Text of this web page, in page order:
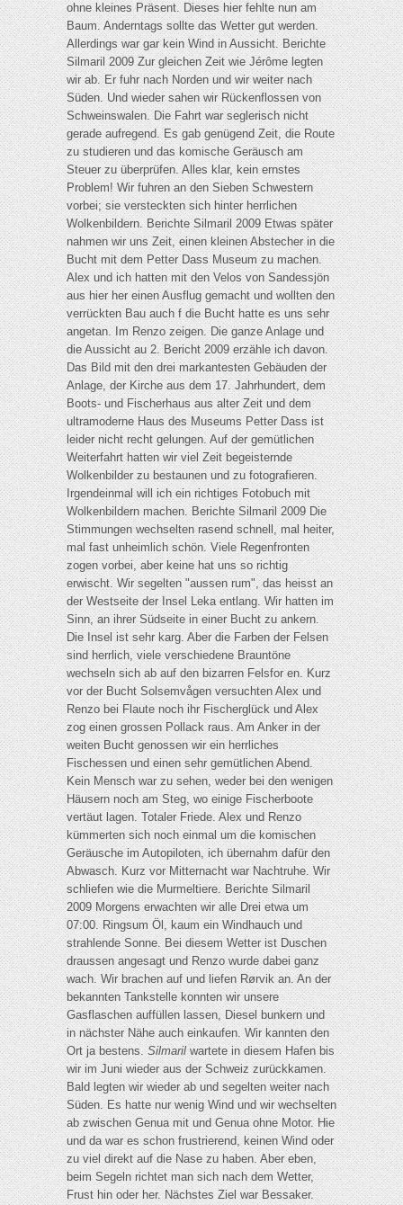
ohne kleines Präsent. Dieses hier fehlte nun am
Baum. Anderntags sollte das Wetter gut werden.
Allerdings war gar kein Wind in Aussicht. Berichte
Silmaril 2009 Zur gleichen Zeit wie Jérôme legten
wir ab. Er fuhr nach Norden und wir weiter nach
Süden. Und wieder sahen wir Rückenflossen von
Schweinswalen. Die Fahrt war seglerisch nicht
gerade aufregend. Es gab genügend Zeit, die Route
zu studieren und das komische Geräusch am
Steuer zu überprüfen. Alles klar, kein ernstes
Problem! Wir fuhren an den Sieben Schwestern
vorbei; sie versteckten sich hinter herrlichen
Wolkenbildern. Berichte Silmaril 2009 Etwas später
nahmen wir uns Zeit, einen kleinen Abstecher in die
Bucht mit dem Petter Dass Museum zu machen.
Alex und ich hatten mit den Velos von Sandessjön
aus hier her einen Ausflug gemacht und wollten den
verrückten Bau auch f die Bucht hatte es uns sehr
angetan. Im Renzo zeigen. Die ganze Anlage und
die Aussicht au 2. Bericht 2009 erzähle ich davon.
Das Bild mit den drei markantesten Gebäuden der
Anlage, der Kirche aus dem 17. Jahrhundert, dem
Boots- und Fischerhaus aus alter Zeit und dem
ultramoderne Haus des Museums Petter Dass ist
leider nicht recht gelungen. Auf der gemütlichen
Weiterfahrt hatten wir viel Zeit begeisternde
Wolkenbilder zu bestaunen und zu fotografieren.
Irgendeinmal will ich ein richtiges Fotobuch mit
Wolkenbildern machen. Berichte Silmaril 2009 Die
Stimmungen wechselten rasend schnell, mal heiter,
mal fast unheimlich schön. Viele Regenfronten
zogen vorbei, aber keine hat uns so richtig
erwischt. Wir segelten "aussen rum", das heisst an
der Westseite der Insel Leka entlang. Wir hatten im
Sinn, an ihrer Südseite in einer Bucht zu ankern.
Die Insel ist sehr karg. Aber die Farben der Felsen
sind herrlich, viele verschiedene Brauntöne
wechseln sich ab auf den bizarren Felsfor en. Kurz
vor der Bucht Solsemvågen versuchten Alex und
Renzo bei Flaute noch ihr Fischerglück und Alex
zog einen grossen Pollack raus. Am Anker in der
weiten Bucht genossen wir ein herrliches
Fischessen und einen sehr gemütlichen Abend.
Kein Mensch war zu sehen, weder bei den wenigen
Häusern noch am Steg, wo einige Fischerboote
vertäut lagen. Totaler Friede. Alex und Renzo
kümmerten sich noch einmal um die komischen
Geräusche im Autopiloten, ich übernahm dafür den
Abwasch. Kurz vor Mitternacht war Nachtruhe. Wir
schliefen wie die Murmeltiere. Berichte Silmaril
2009 Morgens erwachten wir alle Drei etwa um
07:00. Ringsum Öl, kaum ein Windhauch und
strahlende Sonne. Bei diesem Wetter ist Duschen
draussen angesagt und Renzo wurde dabei ganz
wach. Wir brachen auf und liefen Rørvik an. An der
bekannten Tankstelle konnten wir unsere
Gasflaschen auffüllen lassen, Diesel bunkern und
in nächster Nähe auch einkaufen. Wir kannten den
Ort ja bestens.Silmarilwartete in diesem Hafen bis
wir im Juni wieder aus der Schweiz zurückkamen.
Bald legten wir wieder ab und segelten weiter nach
Süden. Es hatte nur wenig Wind und wir wechselten
ab zwischen Genua mit und Genua ohne Motor. Hie
und da war es schon frustrierend, keinen Wind oder
zu viel direkt auf die Nase zu haben. Aber eben,
beim Segeln richtet man sich nach dem Wetter,
Frust hin oder her. Nächstes Ziel war Bessaker.